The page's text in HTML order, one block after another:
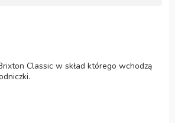
Classic w skład którego wchodzą